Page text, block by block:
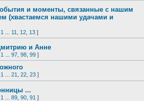
и моменты, связанные с нашим
(хвастаемся нашими удачами и
1 11 12, 13]
и Анне
1 97, 98, 99]
1 21 22, 23]
...
1 89, 90, 91 ]